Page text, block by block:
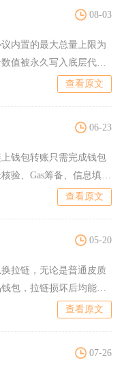
08-03
内置的最大总量上限为
值被永久写入底层代
查看原文
06-23
钱包转账只需完成钱包
验、Gas筹备、信息填写
查看原文
05-20
拉链，无论是普通皮质
包，拉链损坏后均能通
查看原文
07-26